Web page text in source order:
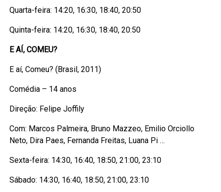
Quarta-feira: 14:20, 16:30, 18:40, 20:50
Quinta-feira: 14:20, 16:30, 18:40, 20:50
E AÍ, COMEU?
E aí, Comeu? (Brasil, 2011)
Comédia – 14 anos
Direção: Felipe Joffily
Com: Marcos Palmeira, Bruno Mazzeo, Emilio Orciollo
Neto, Dira Paes, Fernanda Freitas, Luana Pi …
Sexta-feira: 14:30, 16:40, 18:50, 21:00, 23:10
Sábado: 14:30, 16:40, 18:50, 21:00, 23:10